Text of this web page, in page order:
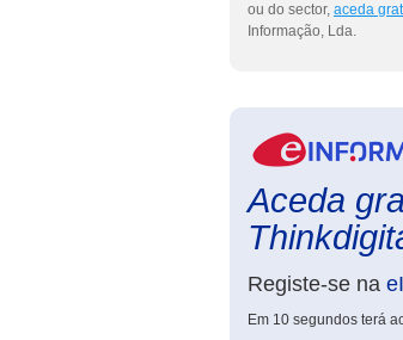
ou do sector, aceda
Informação, Lda.
Aceda
Registe-se na
Em 10 segundos terá